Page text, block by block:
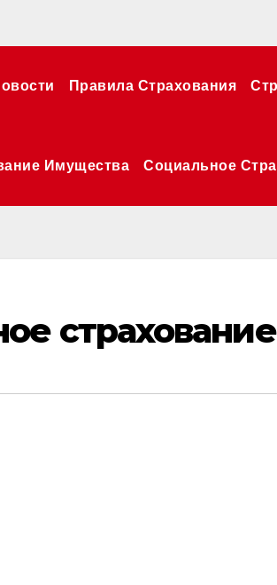
Правила Страхования
Имущества Социальное